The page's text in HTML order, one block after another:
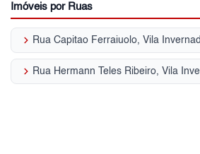
Imóveis por Ruas
keyboard_arrow_right Rua Capitao Ferraiuolo, Vila
keyboard_arrow_right Rua Hermann Teles Ribeiro, Vila